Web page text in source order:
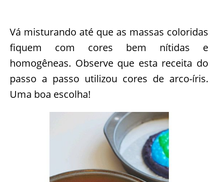
Vá misturando até que as massas coloridas
fiquem com cores bem nítidas e
homogêneas. Observe que esta receita do
passo a passo utilizou cores de arco-íris.
Uma boa escolha!